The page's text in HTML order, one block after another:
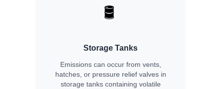
🛢️
Storage Tanks
Emissions can occur from vents,
hatches, or pressure relief valves in
storage tanks containing volatile